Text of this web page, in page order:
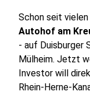
Schon seit vielen
Autohof am
- auf Duisburger
Mülheim. Jetzt
Investor will
Rhein-Herne-